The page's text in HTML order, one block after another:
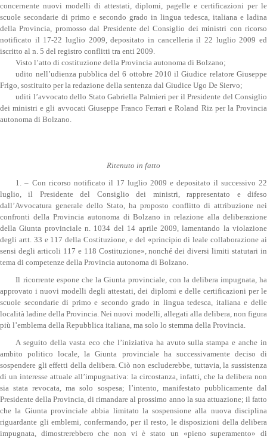
concernente nuovi modelli di attestati, diplomi, pagelle e certificazioni per le
scuole secondarie di primo e secondo grado in lingua tedesca, italiana e ladina
della Provincia, promosso dal Presidente del Consiglio dei ministri con ricorso
notificato il 17-22 luglio 2009, depositato in cancelleria il 22 luglio 2009 ed
iscritto al n. 5 del registro conflitti tra enti 2009.
Visto l’atto di costituzione della Provincia autonoma di Bolzano;
udito nell’udienza pubblica del 6 ottobre 2010 il Giudice relatore Giuseppe
Frigo, sostituito per la redazione della sentenza dal Giudice Ugo De Siervo;
uditi l’avvocato dello Stato Gabriella Palmieri per il Presidente del Consiglio
dei ministri e gli avvocati Giuseppe Franco Ferrari e Roland Riz per la Provincia
autonoma di Bolzano.
Ritenuto in fatto
1. – Con ricorso notificato il 17 luglio 2009 e depositato il successivo 22
luglio, il Presidente del Consiglio dei ministri, rappresentato e difeso
dall’Avvocatura generale dello Stato, ha proposto conflitto di attribuzione nei
confronti della Provincia autonoma di Bolzano in relazione alla deliberazione
della Giunta provinciale n. 1034 del 14 aprile 2009, lamentando la violazione
degli artt. 33 e 117 della Costituzione, e del «principio di leale collaborazione ai
sensi degli articoli 117 e 118 Costituzione», nonché dei diversi limiti statutari in
tema di competenze della Provincia autonoma di Bolzano.
Il ricorrente espone che la Giunta provinciale, con la delibera impugnata, ha
approvato i nuovi modelli degli attestati, dei diplomi e delle certificazioni per le
scuole secondarie di primo e secondo grado in lingua tedesca, italiana e delle
località ladine della Provincia. Nei nuovi modelli, allegati alla delibera, non figura
più l’emblema della Repubblica italiana, ma solo lo stemma della Provincia.
A seguito della vasta eco che l’iniziativa ha avuto sulla stampa e anche in
ambito politico locale, la Giunta provinciale ha successivamente deciso di
sospendere gli effetti della delibera. Ciò non escluderebbe, tuttavia, la sussistenza
di un interesse attuale all’impugnativa: la circostanza, infatti, che la delibera non
sia stata revocata, ma solo sospesa; l’intento, manifestato pubblicamente dal
Presidente della Provincia, di rimandare al prossimo anno la sua attuazione; il fatto
che la Giunta provinciale abbia limitato la sospensione alla nuova disciplina
riguardante gli emblemi, confermando, per il resto, le disposizioni della delibera
impugnata, dimostrerebbero che non vi è stato un «pieno superamento» di